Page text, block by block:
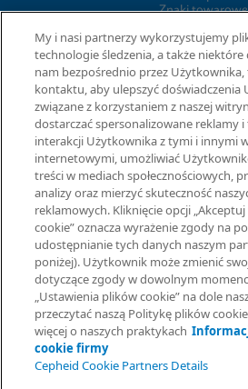
Znaki towarowe
Cepheid Grant &
Ustawienia plików
UMOWY
Umowa o przetwarzaniu
Społeczności
Information Security Terms
© 2026 Cepheid. Cepheid®, logo
I-CORE® to znaki towarowe spółki
USA i w innych
My i nasi partnerzy wykorzystujemy
technologie śledzenia, a także niektóre
nam bezpośrednio przez Użytkownika,
kontaktu, aby ulepszyć doświadczenia
związane z korzystaniem z naszej
dostarczać spersonalizowane reklamy
interakcji Użytkownika z tymi i innymi
internetowymi, umożliwiać
treści w mediach społecznościowych,
analizy oraz mierzyć skuteczność
reklamowych. Kliknięcie opcji
cookie” oznacza wyrażenie zgody na
udostępnianie tych danych naszym
poniżej). Użytkownik może zmienić
dotyczące zgody w dowolnym
„Ustawienia plików cookie” na dole
przeczytać naszą Politykę plików
więcej o naszych praktykach
cookie firmy
Cepheid Cookie Partners Details